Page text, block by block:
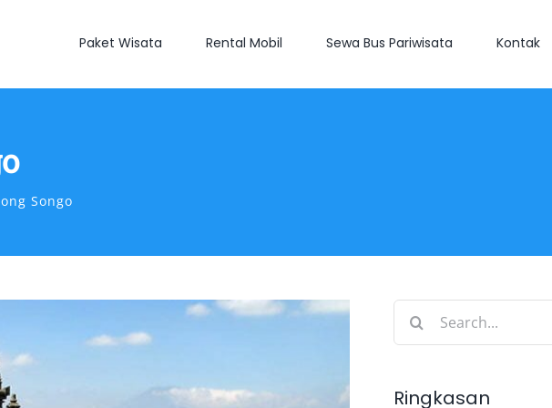
Paket Wisata Rental Mobil Sewa Bus Pariwisata Kontak
Songo
Search
Ringkasan